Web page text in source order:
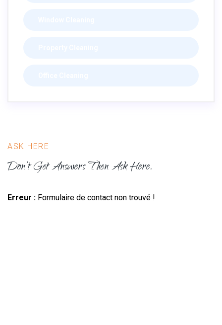
ASK HERE
Don’t Get Answers Then Ask Here.
Erreur : Formulaire de contact non trouvé !